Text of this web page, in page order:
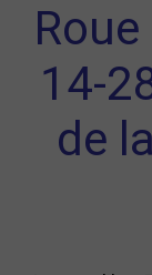
14-
de